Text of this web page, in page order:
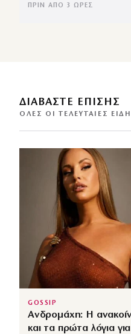
ΠΡΙΝ ΑΠΌ 3 ΏΡΕΣ
ΔΙΑΒΑΣΤΕ ΕΠΙΣΗΣ
ΌΛΕΣ ΟΙ ΤΕΛΕΥΤΑΊΕΣ
GOSSIP
Ανδρομάχη: Η
και τα πρώτα λόγια